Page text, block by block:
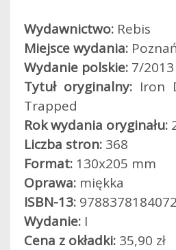
Wydawnictwo: Rebis
Miejsce wydania: Poznań
Wydanie polskie: 7/2013
Tytuł oryginalny: Iron
Trapped
Rok wydania oryginału:
Liczba stron: 368
Format: 130x205 mm
Oprawa: miękka
ISBN-13: 9788378184072
Wydanie: I
Cena z okładki: 35,90 zł